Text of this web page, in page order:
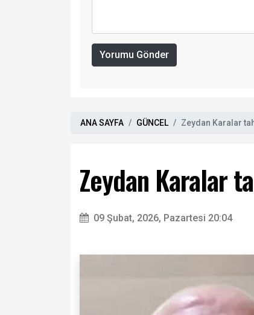
Yorumu Gönder
ANA SAYFA GÜNCEL Zeydan Karalar
Zeydan Karalar
09 Şubat, 2026, Pazartesi 20:04